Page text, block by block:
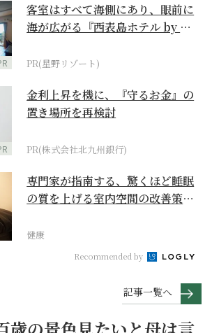
客室はすべて海側にあり、眼前に
海が広がる『西表島ホテル by 星
PR(星野リゾート)
金利上昇を機に、『守るお金』の
置き場所を再検討
PR(株式会社北九州銀行)
専門家が指南する、驚くほど睡眠
の質を上げる室内空間の改善策と
健康
Recommended by
記事一覧へ